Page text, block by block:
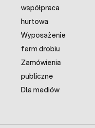
współpraca
hurtowa
Wyposażenie
ferm drobiu
Zamówienia
publiczne
Dla mediów